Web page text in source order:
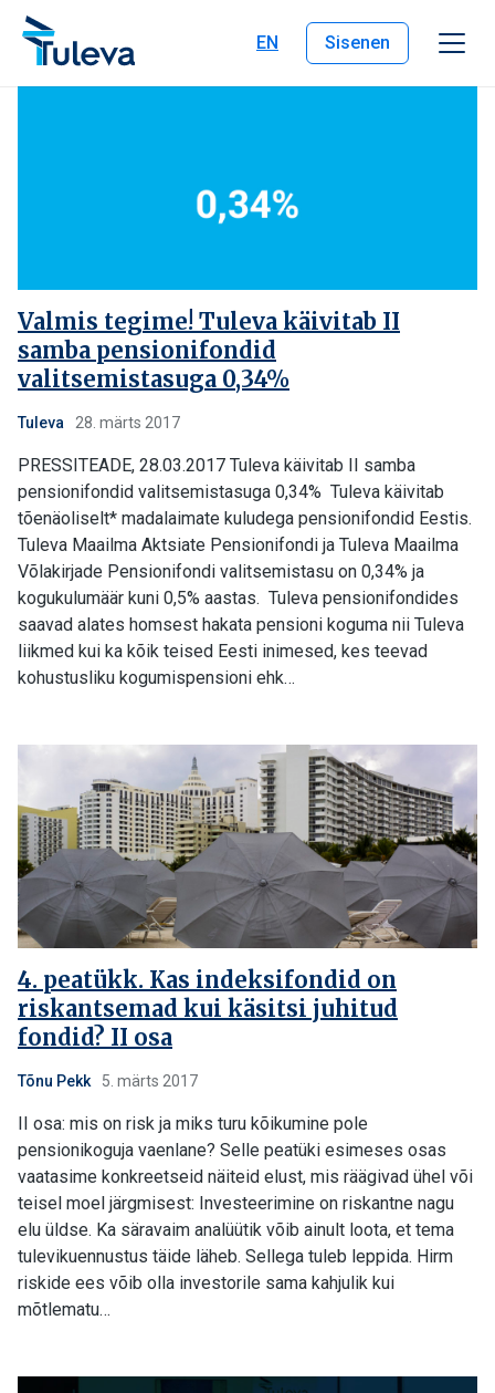
Liigu edasi sisu juurde
EN
Sisenen
Valmis tegime! Tuleva käivitab II
samba pensionifondid
valitsemistasuga 0,34%
Tuleva 28. märts 2017
PRESSITEADE, 28.03.2017 Tuleva käivitab II samba
pensionifondid valitsemistasuga 0,34% Tuleva käivitab
tõenäoliselt* madalaimate kuludega pensionifondid Eestis.
Tuleva Maailma Aktsiate Pensionifondi ja Tuleva Maailma
Võlakirjade Pensionifondi valitsemistasu on 0,34% ja
kogukulumäär kuni 0,5% aastas. Tuleva pensionifondides
saavad alates homsest hakata pensioni koguma nii Tuleva
liikmed kui ka kõik teised Eesti inimesed, kes teevad
kohustusliku kogumispensioni ehk…
4. peatükk. Kas indeksifondid on
riskantsemad kui käsitsi juhitud
fondid? II osa
Tõnu Pekk 5. märts 2017
II osa: mis on risk ja miks turu kõikumine pole
pensionikoguja vaenlane? Selle peatüki esimeses osas
vaatasime konkreetseid näiteid elust, mis räägivad ühel või
teisel moel järgmisest: Investeerimine on riskantne nagu
elu üldse. Ka säravaim analüütik võib ainult loota, et tema
tulevikuennustus täide läheb. Sellega tuleb leppida. Hirm
riskide ees võib olla investorile sama kahjulik kui
mõtlematu…